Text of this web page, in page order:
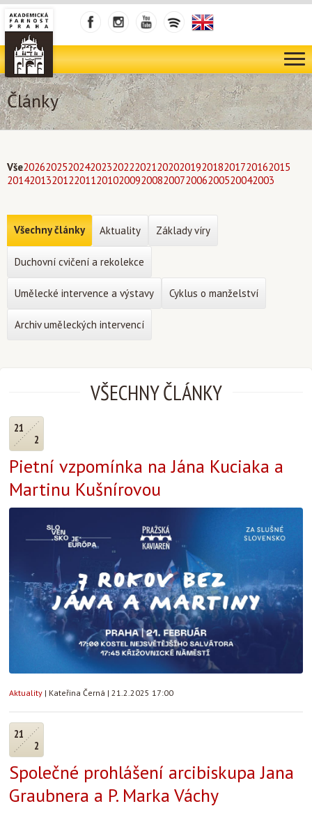
Články
Vše202620252024202320222021202020192018201720162015
201420132012201120102009200820072006200520042003
VŠECHNY ČLÁNKY
21
2
Pietní vzpomínka na Jána Kuciaka a
Martinu Kušnírovou
Aktuality | Kateřina Černá | 21.2.2025 17:00
21
2
Společné prohlášení arcibiskupa Jana
Graubnera a P. Marka Váchy
Všechny články Aktuality Základy víry
Duchovní cvičení a rekolekce
Umělecké intervence a výstavy Cyklus o manželství
Archiv uměleckých intervencí